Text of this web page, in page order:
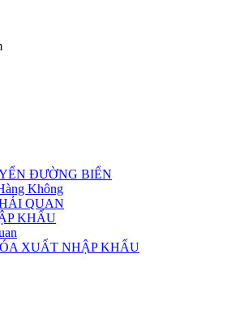
ĐƯỜNG BIỂN
Không
QUAN
KHẨU
XUẤT NHẬP KHẨU